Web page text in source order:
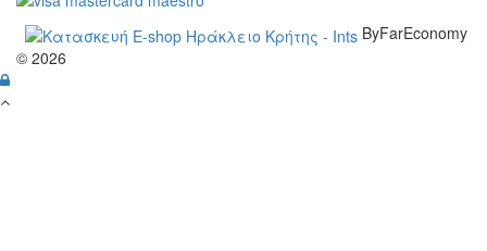
ByFarEconomy
© 2026